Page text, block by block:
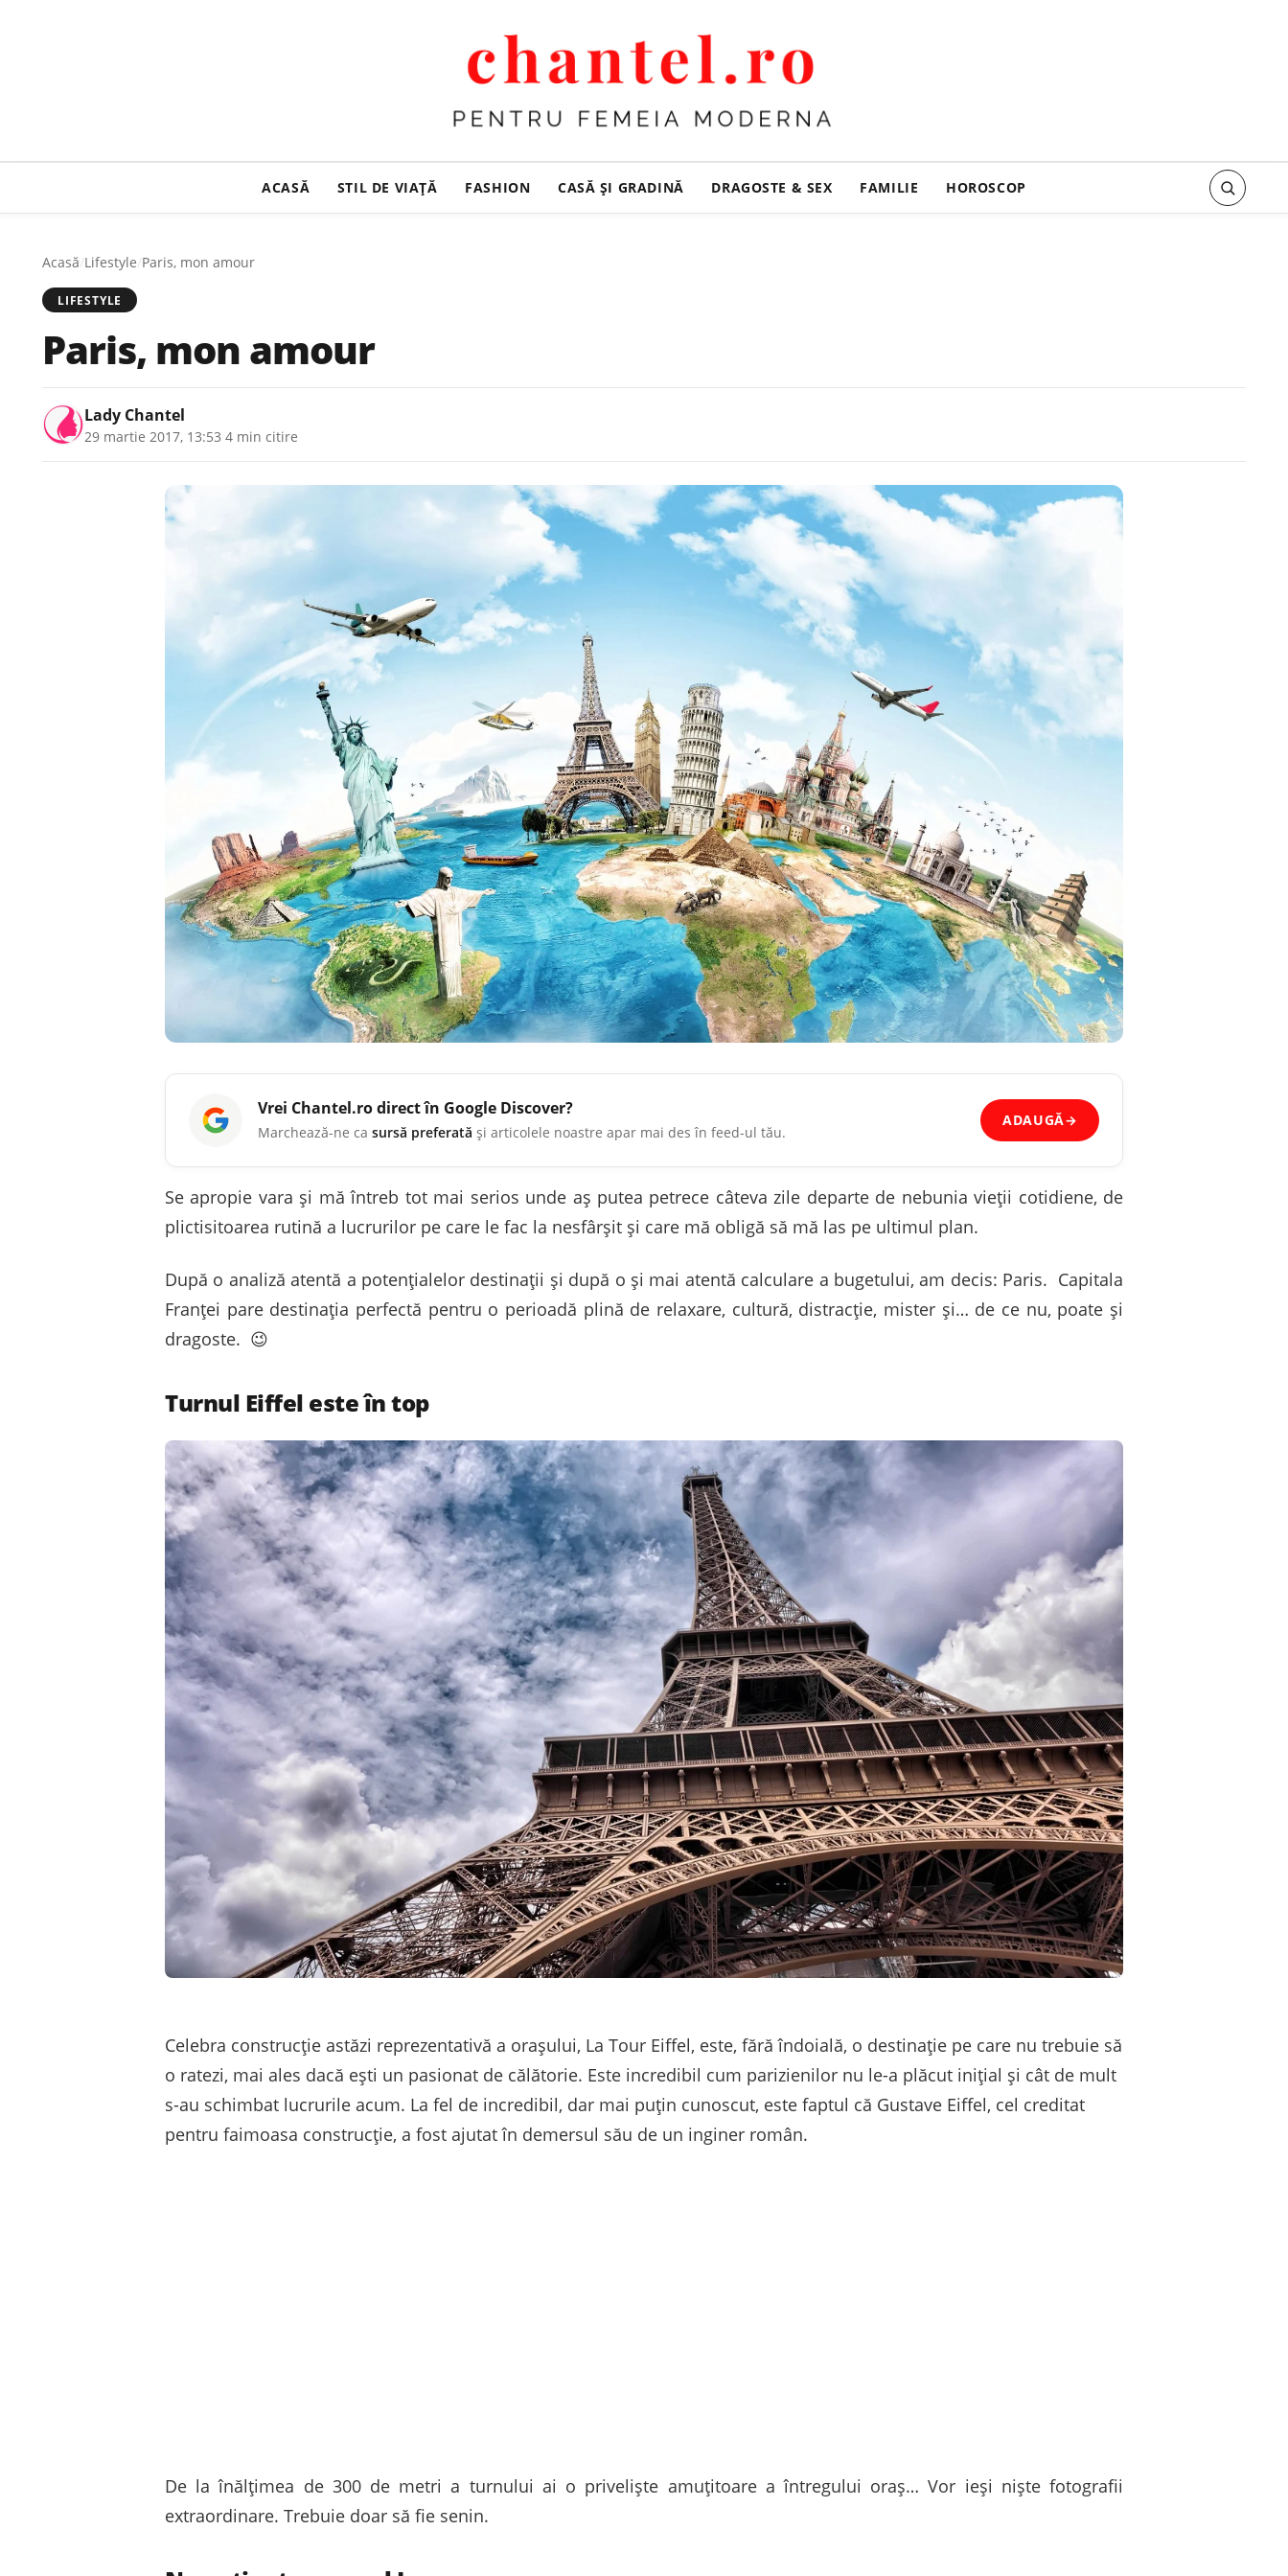
ACASĂ STIL DE VIAȚĂ FASHION CASĂ ŞI GRADINĂ DRAGOSTE & SEX FAMILIE HOROSCOP
Acasă/Lifestyle/Paris, mon amour
LIFESTYLE
Paris, mon amour
Lady Chantel
29 martie 2017, 13:53 4 min citire
Vrei Chantel.rodirect în Google Discover?
Marchează-ne ca sursă preferată și articolele noastre apar mai des în feed-ul tău.
ADAUGĂ→
Se apropie vara și mă întreb tot mai serios unde aș putea petrece câteva zile departe de nebunia vieții cotidiene, de
plictisitoarea rutină a lucrurilor pe care le fac la nesfârșit și care mă obligă să mă las pe ultimul plan.
După o analiză atentă a potențialelor destinații și după o și mai atentă calculare a bugetului, am decis: Paris. Capitala
Franței pare destinația perfectă pentru o perioadă plină de relaxare, cultură, distracție, mister și… de ce nu, poate și
dragoste. 😉
Turnul Eiffel este în top
Celebra construcție astăzi reprezentativă a orașului, La Tour Eiffel, este, fără îndoială, o destinație pe care nu trebuie să
o ratezi, mai ales dacă ești un pasionat de călătorie. Este incredibil cum parizienilor nu le-a plăcut inițial și cât de mult
s-au schimbat lucrurile acum. La fel de incredibil, dar mai puțin cunoscut, este faptul că Gustave Eiffel, cel creditat
pentru faimoasa construcție, a fost ajutat în demersul său de un inginer român.
De la înălțimea de 300 de metri a turnului ai o priveliște amuțitoare a întregului oraș… Vor ieși niște fotografii
extraordinare. Trebuie doar să fie senin.